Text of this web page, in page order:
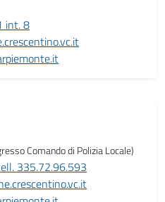
int. 8
Comando di Polizia Locale)
335.72.96.593